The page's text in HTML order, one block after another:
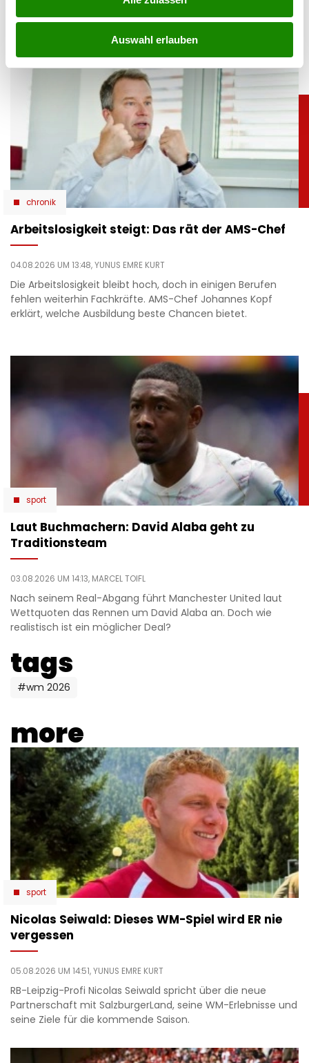
Auswahl erlauben
Konkurs von Roland Ludomirska.
chronik
Arbeitslosigkeit steigt: Das rät der AMS-Chef
04.08.2026 UM 13:48,YUNUS EMRE KURT
Die Arbeitslosigkeit bleibt hoch, doch in einigen Berufen
fehlen weiterhin Fachkräfte. AMS-Chef Johannes Kopf
erklärt, welche Ausbildung beste Chancen bietet.
sport
Laut Buchmachern: David Alaba geht zu
Traditionsteam
03.08.2026 UM 14:13, MARCEL TOIFL
Nach seinem Real-Abgang führt Manchester United laut
Wettquoten das Rennen um David Alaba an. Doch wie
realistisch ist ein möglicher Deal?
tags
#wm 2026
more
sport
Nicolas Seiwald: Dieses WM-Spiel wird ER nie
vergessen
05.08.2026 UM 14:51,YUNUS EMRE KURT
RB-Leipzig-Profi Nicolas Seiwald spricht über die neue
Partnerschaft mit SalzburgerLand, seine WM-Erlebnisse und
seine Ziele für die kommende Saison.